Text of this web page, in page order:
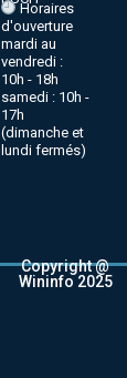
Horaires
d'ouverture
mardi au
vendredi :
10h - 18h
samedi : 10h -
17h
(dimanche et
lundi fermés)
Copyright @
Wininfo 2025